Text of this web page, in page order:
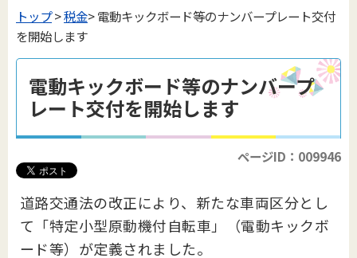
トップ>税金> 電動キックボード等のナンバープレート交付
を開始します
電動キックボード等のナンバープ
レート交付を開始します
ページID：009946
道路交通法の改正により、新たな車両区分とし
て「特定小型原動機付自転車」（電動キックボ
ード等）が定義されました。